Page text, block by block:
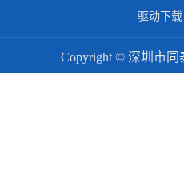
驱动下载
Copyright © 深圳市同